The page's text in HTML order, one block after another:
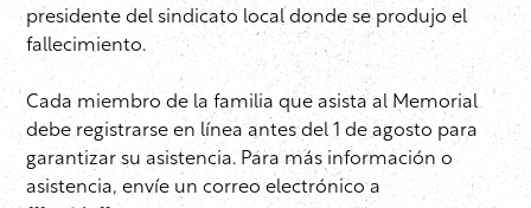
presidente del sindicato local donde se produjo el
fallecimiento.
Cada miembro de la familia que asista al Memorial
debe registrarse en línea antes del 1 de agosto para
garantizar su asistencia. Para más información o
asistencia, envíe un correo electrónico a